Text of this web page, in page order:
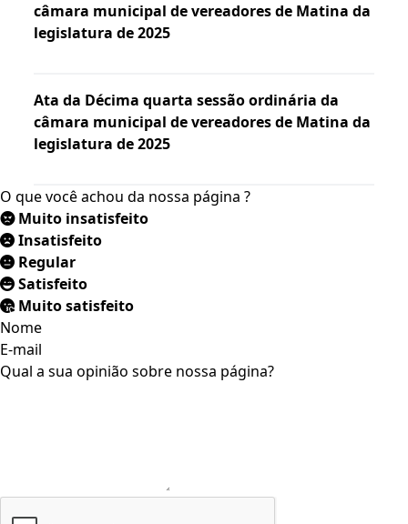
câmara municipal de vereadores de Matina da
legislatura de 2025
Ata da Décima quarta sessão ordinária da
câmara municipal de vereadores de Matina da
legislatura de 2025
O que você achou da nossa página ?
Muito insatisfeito
Insatisfeito
Regular
Satisfeito
Muito satisfeito
Nome
E-mail
Qual a sua opinião sobre nossa página?